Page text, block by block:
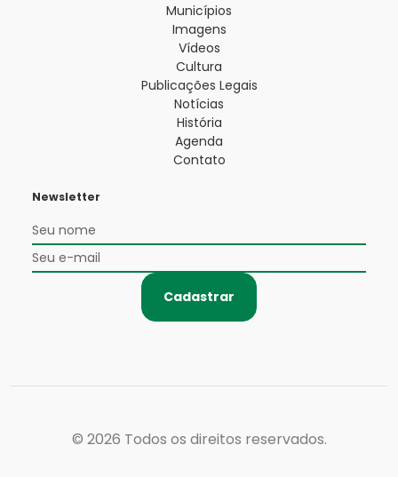
Municípios
Imagens
Vídeos
Cultura
Publicações Legais
Notícias
História
Agenda
Contato
Newsletter
Cadastrar
© 2026 Todos os direitos reservados.